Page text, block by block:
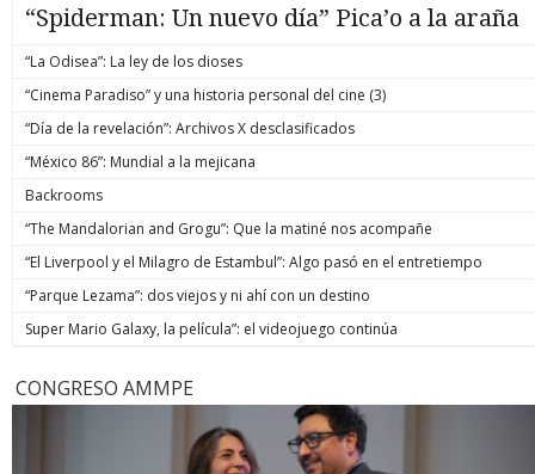
“Spiderman: Un nuevo día” Pica’o a la araña
“La Odisea”: La ley de los dioses
“Cinema Paradiso” y una historia personal del cine (3)
“Día de la revelación”: Archivos X desclasificados
“México 86”: Mundial a la mejicana
Backrooms
“The Mandalorian and Grogu”: Que la matiné nos acompañe
“El Liverpool y el Milagro de Estambul”: Algo pasó en el entretiempo
“Parque Lezama”: dos viejos y ni ahí con un destino
Super Mario Galaxy, la película”: el videojuego continúa
CONGRESO AMMPE